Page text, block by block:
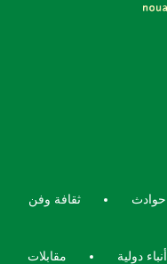
حوادث ثقافة وفن
أنباء دولية مقابلات